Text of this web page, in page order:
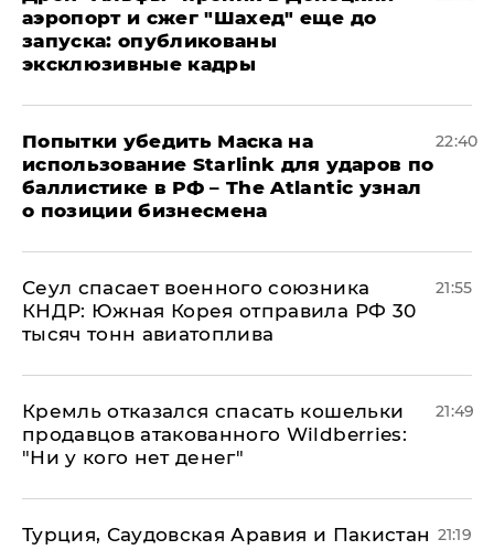
аэропорт и сжег "Шахед" еще до
запуска: опубликованы
эксклюзивные кадры
Попытки убедить Маска на
использование Starlink для ударов по
баллистике в РФ – The Atlantic узнал
о позиции бизнесмена
22:40
​Сеул спасает военного союзника
КНДР: Южная Корея отправила РФ 30
тысяч тонн авиатоплива
21:55
Кремль отказался спасать кошельки
продавцов атакованного Wildberries:
"Ни у кого нет денег"
21:49
Турция, Саудовская Аравия и Пакистан 21:19